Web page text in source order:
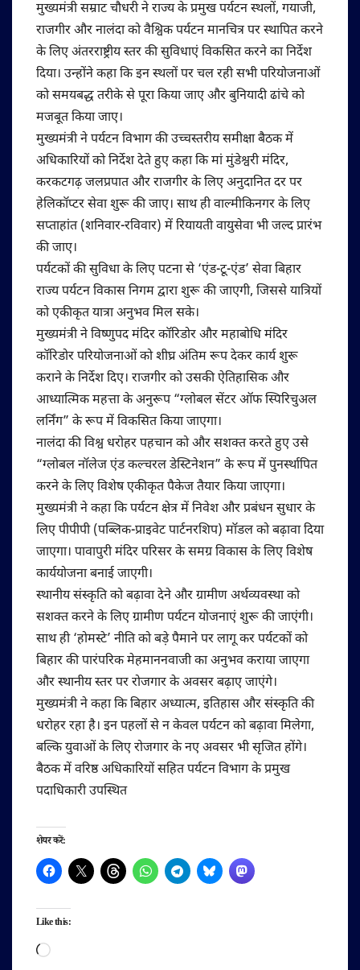
मुख्यमंत्री सम्राट चौधरी ने राज्य के प्रमुख पर्यटन स्थलों, गयाजी,
राजगीर और नालंदा को वैश्विक पर्यटन मानचित्र पर स्थापित करने
के लिए अंतरराष्ट्रीय स्तर की सुविधाएं विकसित करने का निर्देश
दिया। उन्होंने कहा कि इन स्थलों पर चल रही सभी परियोजनाओं
को समयबद्ध तरीके से पूरा किया जाए और बुनियादी ढांचे को
मजबूत किया जाए।
मुख्यमंत्री ने पर्यटन विभाग की उच्चस्तरीय समीक्षा बैठक में
अधिकारियों को निर्देश देते हुए कहा कि मां मुंडेश्वरी मंदिर,
करकटगढ़ जलप्रपात और राजगीर के लिए अनुदानित दर पर
हेलिकॉप्टर सेवा शुरू की जाए। साथ ही वाल्मीकिनगर के लिए
सप्ताहांत (शनिवार-रविवार) में रियायती वायुसेवा भी जल्द प्रारंभ
की जाए।
पर्यटकों की सुविधा के लिए पटना से ‘एंड-टू-एंड’ सेवा बिहार
राज्य पर्यटन विकास निगम द्वारा शुरू की जाएगी, जिससे यात्रियों
को एकीकृत यात्रा अनुभव मिल सके।
मुख्यमंत्री ने विष्णुपद मंदिर कॉरिडोर और महाबोधि मंदिर
कॉरिडोर परियोजनाओं को शीघ्र अंतिम रूप देकर कार्य शुरू
कराने के निर्देश दिए। राजगीर को उसकी ऐतिहासिक और
आध्यात्मिक महत्ता के अनुरूप “ग्लोबल सेंटर ऑफ स्पिरिचुअल
लर्निंग” के रूप में विकसित किया जाएगा।
नालंदा की विश्व धरोहर पहचान को और सशक्त करते हुए उसे
“ग्लोबल नॉलेज एंड कल्चरल डेस्टिनेशन” के रूप में पुनर्स्थापित
करने के लिए विशेष एकीकृत पैकेज तैयार किया जाएगा।
मुख्यमंत्री ने कहा कि पर्यटन क्षेत्र में निवेश और प्रबंधन सुधार के
लिए पीपीपी (पब्लिक-प्राइवेट पार्टनरशिप) मॉडल को बढ़ावा दिया
जाएगा। पावापुरी मंदिर परिसर के समग्र विकास के लिए विशेष
कार्ययोजना बनाई जाएगी।
स्थानीय संस्कृति को बढ़ावा देने और ग्रामीण अर्थव्यवस्था को
सशक्त करने के लिए ग्रामीण पर्यटन योजनाएं शुरू की जाएंगी।
साथ ही ‘होमस्टे’ नीति को बड़े पैमाने पर लागू कर पर्यटकों को
बिहार की पारंपरिक मेहमाननवाजी का अनुभव कराया जाएगा
और स्थानीय स्तर पर रोजगार के अवसर बढ़ाए जाएंगे।
मुख्यमंत्री ने कहा कि बिहार अध्यात्म, इतिहास और संस्कृति की
धरोहर रहा है। इन पहलों से न केवल पर्यटन को बढ़ावा मिलेगा,
बल्कि युवाओं के लिए रोजगार के नए अवसर भी सृजित होंगे।
बैठक में वरिष्ठ अधिकारियों सहित पर्यटन विभाग के प्रमुख
पदाधिकारी उपस्थित
शेयर करें:
Like this:
Loading…